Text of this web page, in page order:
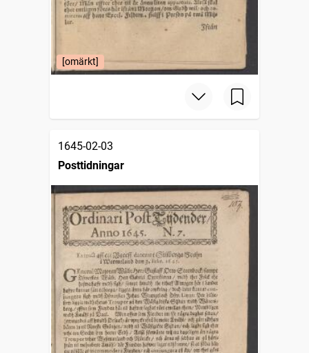
[omärkt]
1645-02-03
Posttidningar